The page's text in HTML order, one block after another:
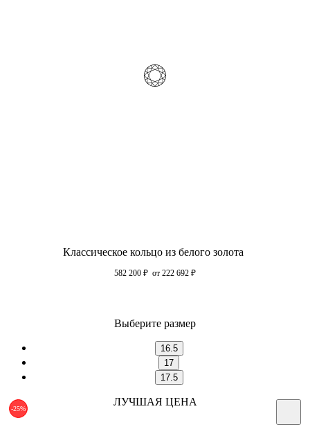
Классическое кольцо из белого золота
582 200 ₽ от 222 692 ₽
Выберите размер
16.5
17
17.5
-25%
ЛУЧШАЯ ЦЕНА